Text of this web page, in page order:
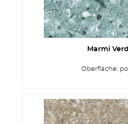
OUTDOOR
MEHR
Marmi
Oberfläche: